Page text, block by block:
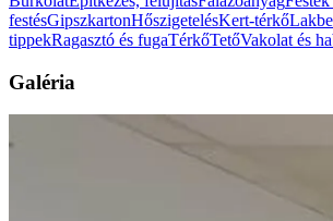
festésGipszkartonHőszigetelésKert-térkő
tippekRagasztó és fugaTérkőTetőVakolat és
Galéria